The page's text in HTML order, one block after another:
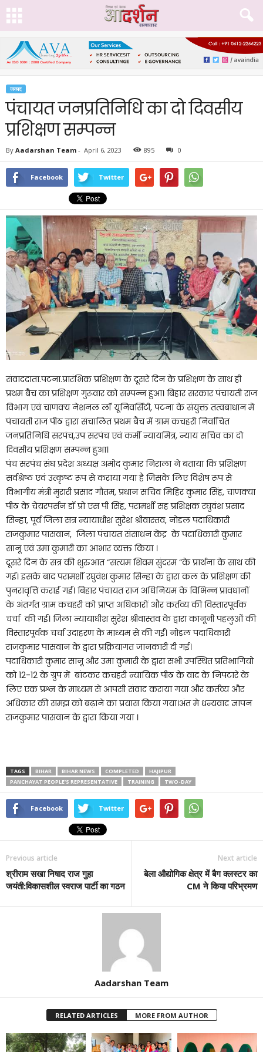
जनपद
पंचायत जनप्रतिनिधि का दो दिवसीय
प्रशिक्षण सम्पन्न
By Aadarshan Team - April 6, 2023 895 0
Facebook Twitter
संवाददाता.पटना.प्रारंभिक प्रशिक्षण के दूसरे दिन के प्रशिक्षण के साथ ही
प्रथम बैच का प्रशिक्षण गुरूवार को सम्पन्न हुआ। बिहार सरकार पंचायती राज
विभाग एवं चाणक्य नेशनल लॉ यूनिवर्सिटी, पटना के संयुक्त तत्वबाधान में
पंचायती राज पीठ द्वारा संचालित प्रथम बैच में ग्राम कचहरी निर्वाचित
जनप्रतिनिधि सरपंच,उप सरपंच एवं कर्मी न्यायमित्र, न्याय सचिव का दो
दिवसीय प्रशिक्षण सम्पन्न हुआ।
पंच सरपंच संघ प्रदेश अध्यक्ष अमोद कुमार निराला ने बताया कि प्रशिक्षण
सर्वश्रेष्ठ एवं उत्कृष्ट रूप से कराया गया है जिसके लिए विशेष रूप से
विभागीय मंत्री मुरारी प्रसाद गौतम, प्रधान सचिव मिहिर कुमार सिंह, चाणक्या
पीठ के चेयरपर्सन डॉ प्रो एस पी सिंह, परामर्शी सह प्रशिक्षक रघुवंश प्रसाद
सिन्हा, पूर्व जिला सत्र न्यायाधीश सुरेश श्रीवास्तव, नोडल पदाधिकारी
राजकुमार पासवान, जिला पंचायत संसाधन केंद्र के पदाधिकारी कुमार
सानू एवं उमा कुमारी का आभार व्यक्त किया ।
दूसरे दिन के सत्र की शुरुआत “सत्यम शिवम सुंदरम “के प्रार्थना के साथ की
गई। इसके बाद परामर्शी रघुवंश कुमार सिन्हा के द्वारा कल के प्रशिक्षण की
पुनरावृत्ति कराई गई। बिहार पंचायत राज अधिनियम के विभिन्न प्रावधानों
के अंतर्गत ग्राम कचहरी को प्राप्त अधिकारों और कर्तव्य की विस्तारपूर्वक
चर्चा की गई। जिला न्यायाधीश सुरेश श्रीवास्तव के द्वारा कानूनी पहलुओं की
विस्तारपूर्वक चर्चा उदाहरण के माध्यम से की गईं। नोडल पदाधिकारी
राजकुमार पासवान के द्वारा प्रक्रियागत जानकारी दी गई।
पदाधिकारी कुमार सानू और उमा कुमारी के द्वारा सभी उपस्थित प्रतिभागियो
को 12-12 के ग्रुप में बांटकर कचहरी न्यायिक पीठ के वाद के निपटारे के
लिए एक प्रश्न के माध्यम से आपसी संवाद कराया गया और कर्तव्य और
अधिकार की समझ को बढ़ाने का प्रयास किया गया।अंत मे धन्यवाद ज्ञापन
राजकुमार पासवान के द्वारा किया गया ।
TAGS BIHAR BIHAR NEWS COMPLETED
HAJIPUR
PANCHAYAT PEOPLE'S REPRESENTATIVE
TRAINING TWO-DAY
Facebook Twitter
Previous article
श्रीराम सखा निषाद राज गुहा
जयंती:विकासशील स्वराज पार्टी का गठन
Next article
बेला औद्योगिक क्षेत्र में बैग क्लस्टर का
CM ने किया परिभ्रमण
Aadarshan Team
RELATED ARTICLES MORE FROM AUTHOR